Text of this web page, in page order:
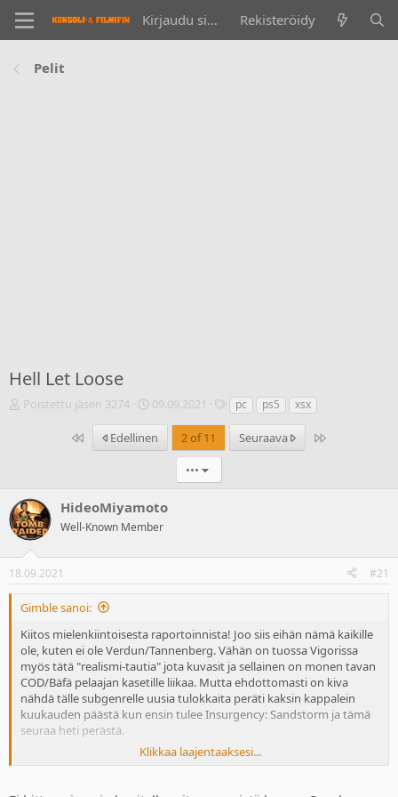
Kirjaudu sisään Rekisteröidy
Pelit
Hell Let Loose
V
k
e
t
u
n
a
l
o
i
t
t
a
j
a
Poistettu jäsen 3274
A
o
i
p
ä
v
m
r
ä
09.09.2021
T
n
pc ps5 xsx
Ensimmäinen
Edellinen 2 of 11 Seuraava Last
•••
HideoMiyamoto
Well-Known Member
18.09.2021 #21
Gimble sanoi:
Kiitos mielenkiintoisesta raportoinnista! Joo siis eihän nämä kaikille
ole, kuten ei ole Verdun/Tannenberg. Vähän on tuossa Vigorissa
myös tätä "realismi-tautia" jota kuvasit ja sellainen on monen tavan
COD/Bäfä pelaajan kasetille liikaa. Mutta ehdottomasti on kiva
nähdä tälle subgenrelle uusia tulokkaita peräti kaksin kappalein
kuukauden päästä kun ensin tulee Insurgency: Sandstorm ja tämä
seuraa heti perästä.
Klikkaa laajentaaksesi...